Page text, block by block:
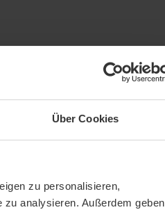
Über Cookies
zu personalisieren,
analysieren. Außerdem geben